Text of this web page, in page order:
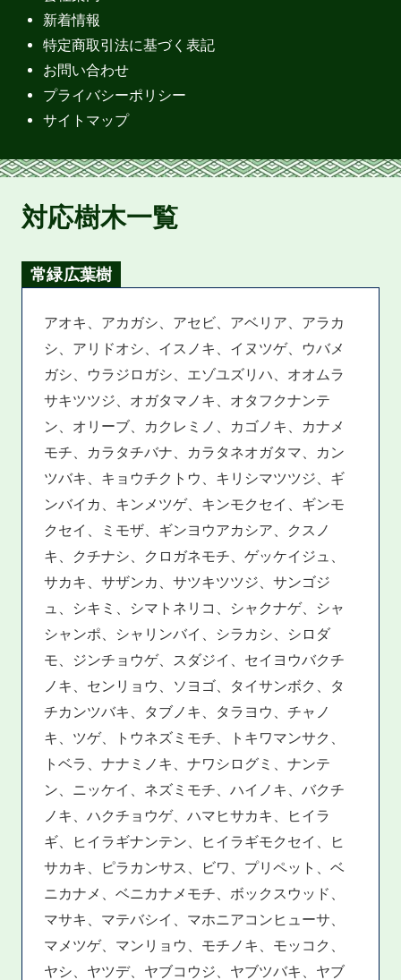
新着情報
特定商取引法に基づく表記
お問い合わせ
プライバシーポリシー
サイトマップ
対応樹木一覧
常緑広葉樹
アオキ、アカガシ、アセビ、アベリア、アラカ
シ、アリドオシ、イスノキ、イヌツゲ、ウバメ
ガシ、ウラジロガシ、エゾユズリハ、オオムラ
サキツツジ、オガタマノキ、オタフクナンテ
ン、オリーブ、カクレミノ、カゴノキ、カナメ
モチ、カラタチバナ、カラタネオガタマ、カン
ツバキ、キョウチクトウ、キリシマツツジ、ギ
ンバイカ、キンメツゲ、キンモクセイ、ギンモ
クセイ、ミモザ、ギンヨウアカシア、クスノ
キ、クチナシ、クロガネモチ、ゲッケイジュ、
サカキ、サザンカ、サツキツツジ、サンゴジ
ュ、シキミ、シマトネリコ、シャクナゲ、シャ
シャンポ、シャリンバイ、シラカシ、シロダ
モ、ジンチョウゲ、スダジイ、セイヨウバクチ
ノキ、センリョウ、ソヨゴ、タイサンボク、タ
チカンツバキ、タブノキ、タラヨウ、チャノ
キ、ツゲ、トウネズミモチ、トキワマンサク、
トベラ、ナナミノキ、ナワシログミ、ナンテ
ン、ニッケイ、ネズミモチ、ハイノキ、バクチ
ノキ、ハクチョウゲ、ハマヒサカキ、ヒイラ
ギ、ヒイラギナンテン、ヒイラギモクセイ、ヒ
サカキ、ピラカンサス、ビワ、プリペット、ベ
ニカナメ、ベニカナメモチ、ボックスウッド、
マサキ、マテバシイ、マホニアコンヒューサ、
マメツゲ、マンリョウ、モチノキ、モッコク、
ヤシ、ヤツデ、ヤブコウジ、ヤブツバキ、ヤブ